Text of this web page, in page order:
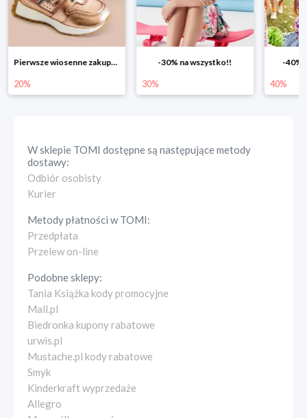
-30% na wszystko!!
30%
-40% na drugą sztukę
40% 25%
W sklepie TOMI dostępne są następujące metody
dostawy:
Odbiór osobisty
Kurier
Metody płatności wTOMI:
Przedpłata
Przelew on-line
Podobne sklepy:
Tania Książka kody promocyjne
Mall.pl
Biedronka kupony rabatowe
urwis.pl
Mustache.pl kody rabatowe
Smyk
Kinderkraft wyprzedaże
Allegro